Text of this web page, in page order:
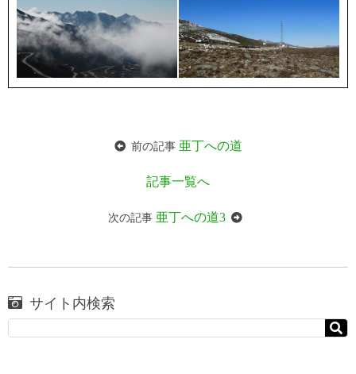
前の記事 亜丁への道
記事一覧へ
次の記事 亜丁への道3
サイト内検索